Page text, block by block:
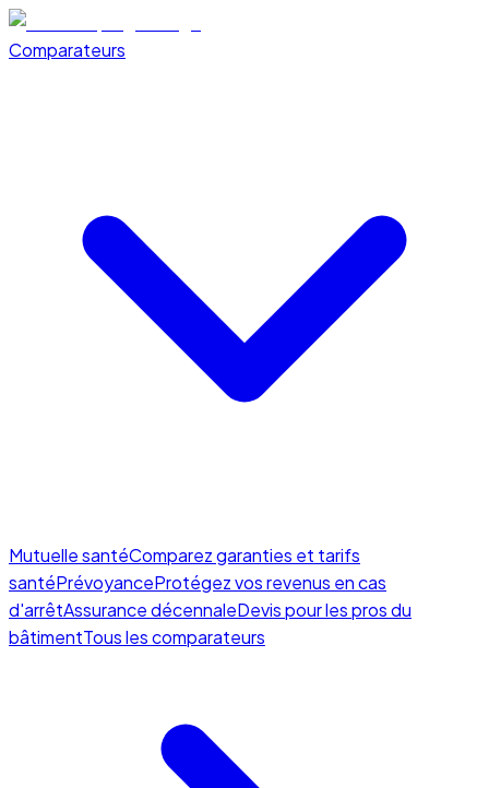
Comparateurs
Mutuelle santéComparez garanties et tarifs
santéPrévoyanceProtégez vos revenus en cas
d'arrêtAssurance décennaleDevis pour les pros du
bâtimentTous les comparateurs